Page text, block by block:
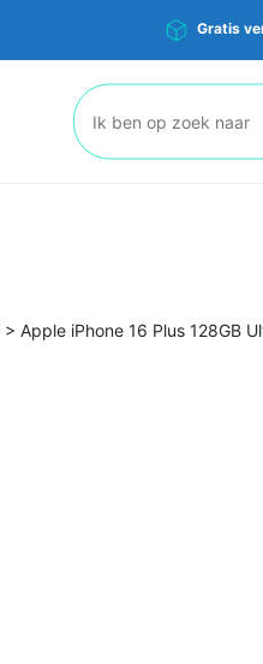
Gratis
Zoeken:
> Apple iPhone 16 Plus 128GB